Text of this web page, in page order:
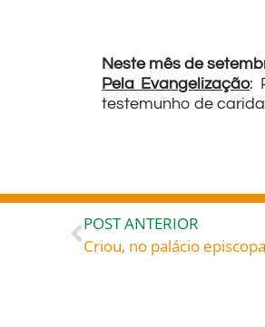
Neste mês de
Pela Evangelização:
testemunho de
POST ANTERIOR